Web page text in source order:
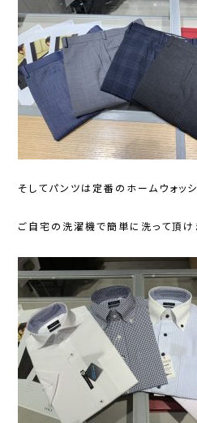
そしてパンツは定番のホームウォッ
ご自宅の洗濯機で簡単に洗って頂け